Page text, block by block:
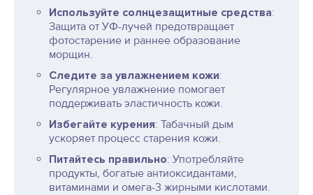
Используйте солнцезащитные средства:
Защита от УФ-лучей предотвращает
фотостарение и раннее образование
морщин.
Следите за увлажнением кожи:
Регулярное увлажнение помогает
поддерживать эластичность кожи.
Избегайте курения: Табачный дым
ускоряет процесс старения кожи.
Питайтесь правильно: Употребляйте
продукты, богатые антиоксидантами,
витаминами и омега-3 жирными кислотами.